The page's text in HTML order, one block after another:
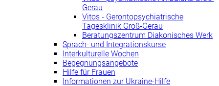
Gerau
Vitos - Gerontopsychiatrische
Tagesklinik Groß-Gerau
Beratungszentrum Diakonisches Werk
Sprach- und Integrationskurse
Interkulturelle Wochen
Begegnungsangebote
Hilfe für Frauen
Informationen zur Ukraine-Hilfe